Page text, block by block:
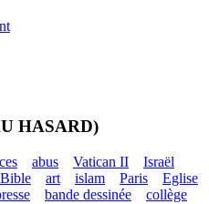
HASARD)
abus Vatican II
Israël
Bible art islam Paris
Eglise
bande dessinée collège